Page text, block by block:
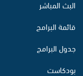
البث المباشر
قائمة البرامج
جدول البرامج
بودكاست